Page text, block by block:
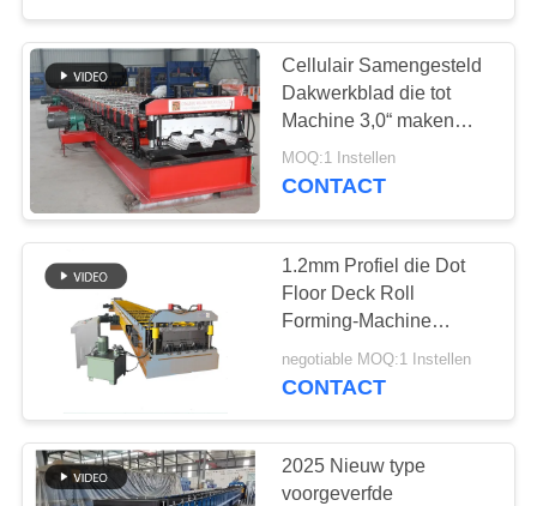
PRIVACYBELEID
Down Pipe
rolvormmachine
91
Machine voor het
vormen van
rolluiken met
Cellulair Samengesteld
Dakwerkblad die tot
Machine 3,0“ maken
Breedte 0.82.0MM Dikte
MOQ:1 Instellen
CONTACT
1.2mm Profiel die Dot
Floor Deck Roll
Forming-Machine
drukken
negotiable MOQ:1 Instellen
CONTACT
2025 Nieuw type
voorgeverfde